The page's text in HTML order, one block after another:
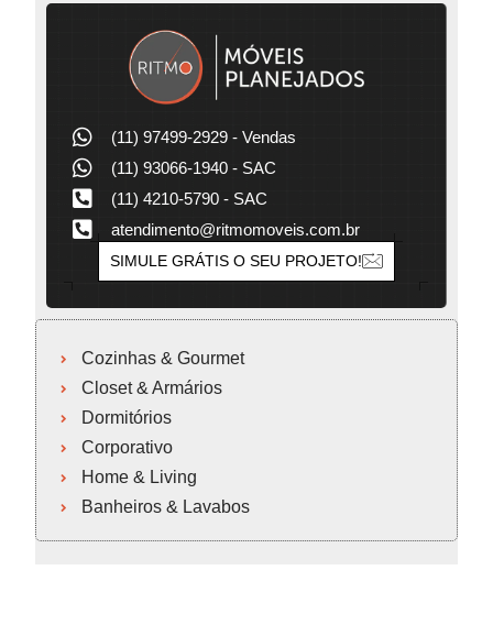
(11) 97499-2929 - Vendas
(11) 93066-1940 - SAC
(11) 4210-5790 - SAC
atendimento@ritmomoveis.com.br
SIMULE GRÁTIS O SEU PROJETO!
Cozinhas & Gourmet
Closet & Armários
Dormitórios
Corporativo
Home & Living
Banheiros & Lavabos